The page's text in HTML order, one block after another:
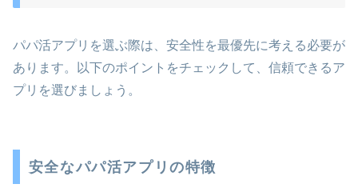
パパ活アプリを選ぶ際は、安全性を最優先に考える必要が
あります。以下のポイントをチェックして、信頼できるア
プリを選びましょう。
安全なパパ活アプリの特徴